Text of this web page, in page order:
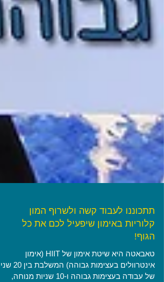
תתכוננו לעבוד קשה ולשרוף המון
קלוריות באימון שיפעיל לכם את כל